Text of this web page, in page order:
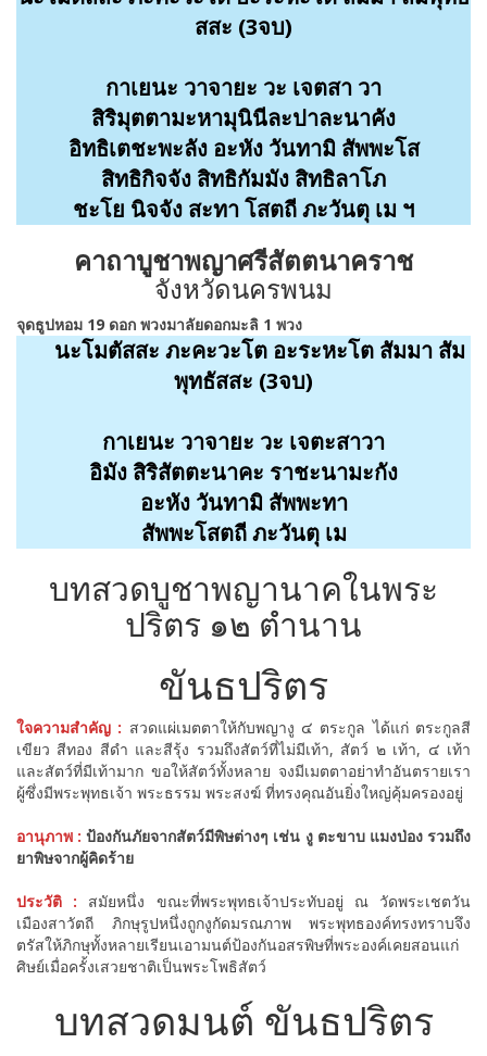
สสะ (3จบ)
กาเยนะ วาจายะ วะ เจตสา วา
สิริมุตตามะหามุนินีละปาละนาคัง
อิทธิเตชะพะลัง อะหัง วันทามิ สัพพะโส
สิทธิกิจจัง สิทธิกัมมัง สิทธิลาโภ
ชะโย นิจจัง สะทา โสตถี ภะวันตุ เม ฯ
คาถาบูชาพญาศรีสัตตนาคราช
จังหวัดนครพนม
จุดธูปหอม 19 ดอก พวงมาลัยดอกมะลิ 1 พวง
นะโมตัสสะ ภะคะวะโต อะระหะโต สัมมา สัม
พุทธัสสะ (3จบ)
กาเยนะ วาจายะ วะ เจตะสาวา
อิมัง สิริสัตตะนาคะ ราชะนามะกัง
อะหัง วันทามิ สัพพะทา
สัพพะโสตถี ภะวันตุ เม
บทสวดบูชาพญานาคในพระ
ปริตร ๑๒ ตำนาน
ขันธปริตร
ใจความสำคัญ : สวดแผ่เมตตาให้กับพญางู ๔ ตระกูล ได้แก่ ตระกูลสี
เขียว สีทอง สีดำ และสีรุ้ง รวมถึงสัตว์ที่ไม่มีเท้า, สัตว์ ๒ เท้า, ๔ เท้า
และสัตว์ที่มีเท้ามาก ขอให้สัตว์ทั้งหลาย จงมีเมตตาอย่าทำอันตรายเรา
ผู้ซึ่งมีพระพุทธเจ้า พระธรรม พระสงฆ์ ที่ทรงคุณอันยิ่งใหญ่คุ้มครองอยู่
อานุภาพ :ป้องกันภัยจากสัตว์มีพิษต่างๆ เช่น งู ตะขาบ แมงป่อง รวมถึง
ยาพิษจากผู้คิดร้าย
ประวัติ : สมัยหนึ่ง ขณะที่พระพุทธเจ้าประทับอยู่ ณ วัดพระเชตวัน
เมืองสาวัตถี ภิกษุรูปหนึ่งถูกงูกัดมรณภาพ พระพุทธองค์ทรงทราบจึง
ตรัสให้ภิกษุทั้งหลายเรียนเอามนต์ป้องกันอสรพิษที่พระองค์เคยสอนแก่
ศิษย์เมื่อครั้งเสวยชาติเป็นพระโพธิสัตว์
บทสวดมนต์ ขันธปริตร